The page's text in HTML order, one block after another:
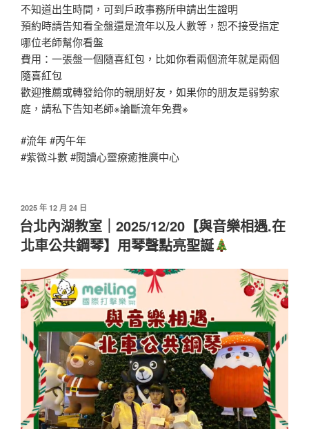
不知道出生時間，可到戶政事務所申請出生證明
預約時請告知看全盤還是流年以及人數等，恕不接受指定
哪位老師幫你看盤
費用：一張盤一個隨喜紅包，比如你看兩個流年就是兩個
隨喜紅包
歡迎推薦或轉發給你的親朋好友，如果你的朋友是弱勢家
庭，請私下告知老師※論斷流年免費※
#流年 #丙午年
#紫微斗數 #閱讀心靈療癒推廣中心
發
佈
於
2025 年 12 月 24 日
台北內湖教室｜2025/12/20【與音樂相遇.在
北車公共鋼琴】用琴聲點亮聖誕